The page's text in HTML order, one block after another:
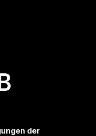
der